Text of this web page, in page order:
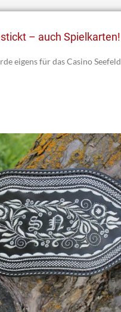
– auch Spielkarten!
eigens für das Casino Seefeld